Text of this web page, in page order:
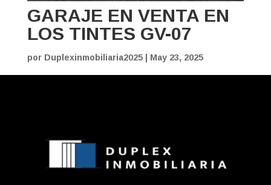
GARAJE EN VENTA EN
LOS TINTES GV-07
por Duplexinmobiliaria2025| May 23, 2025